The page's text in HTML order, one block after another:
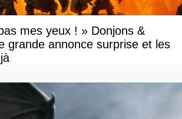
mes yeux ! » Donjons &
grande annonce surprise et les